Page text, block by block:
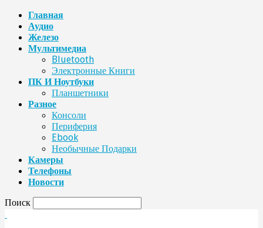
Главная
Аудио
Железо
Мультимедиа
Bluetooth
Электронные Книги
ПК И Ноутбуки
Планшетники
Разное
Консоли
Периферия
Ebook
Необычные Подарки
Камеры
Телефоны
Новости
Поиск